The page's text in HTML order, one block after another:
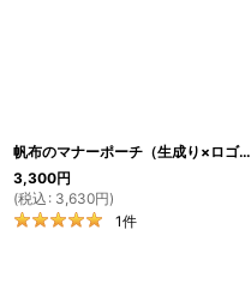
帆布のマナーポーチ（生成り×ロゴプリント）
3,300円
(税込 : 3,630円)
1件